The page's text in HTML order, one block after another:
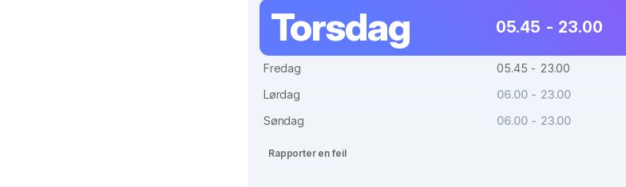
Torsdag 05.45 - 23.00
Fredag
05.45 - 23.00
Lørdag
06.00 - 23.00
Søndag
06.00 - 23.00
Rapporter en feil